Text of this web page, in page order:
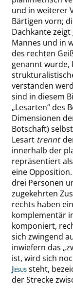
und in weiterer
Bärtigen vorn;
Dachkante
Mannes und in
des rechten
genannt wurde,
verstanden
sind in diesem
„Lesarten“des
Dimensionen
Botschaft)
Lesart trennt
innerhalb der
repräsentiert
eine
drei Personen
zugekehrten
rechts haben
komplementär
komponiert,
sich zwingend
inwiefern das „
ist, wird sich
Jesussteht,
der Strecke